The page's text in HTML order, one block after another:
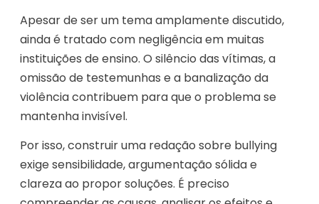
Apesar de ser um tema amplamente discutido,
ainda é tratado com negligência em muitas
instituições de ensino. O silêncio das vítimas, a
omissão de testemunhas e a banalização da
violência contribuem para que o problema se
mantenha invisível.
Por isso, construir uma redação sobre bullying
exige sensibilidade, argumentação sólida e
clareza ao propor soluções. É preciso